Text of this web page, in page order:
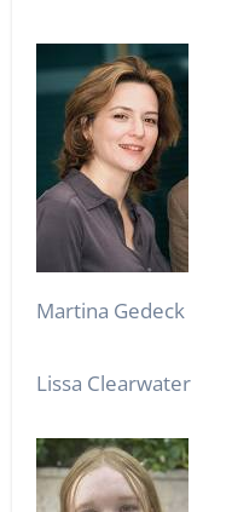
Martina Gedeck
Lissa Clearwater